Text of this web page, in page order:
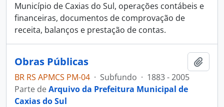
Município de Caxias do Sul, operações contábeis e
financeiras, documentos de comprovação de
receita, balanços e prestação de contas.
Obras Públicas
BR RS APMCS PM-04 · Subfundo · 1883 - 2005
Parte deArquivo da Prefeitura Municipal de
Caxias do Sul